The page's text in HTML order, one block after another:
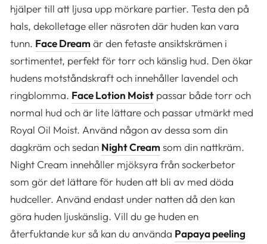
hjälper till att ljusa upp mörkare partier. Testa den på
hals, dekolletage eller näsroten där huden kan vara
tunn. Face Dreamär den fetaste ansiktskrämen i
sortimentet, perfekt för torr och känslig hud. Den ökar
hudens motståndskraft och innehåller lavendel och
ringblomma. Face Lotion Moist passar både torr och
normal hud och är lite lättare och passar utmärkt med
Royal Oil Moist. Använd någon av dessa som din
dagkräm och sedan Night Creamsom din nattkräm.
Night Cream innehåller mjöksyra från sockerbetor
som gör det lättare för huden att bli av med döda
hudceller. Använd endast under natten då den kan
göra huden ljuskänslig. Vill du ge huden en
återfuktande kur så kan du använda Papaya peeling